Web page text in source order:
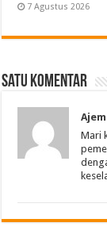
7 Agustus 2026
Satu komentar
Ajem
Mari